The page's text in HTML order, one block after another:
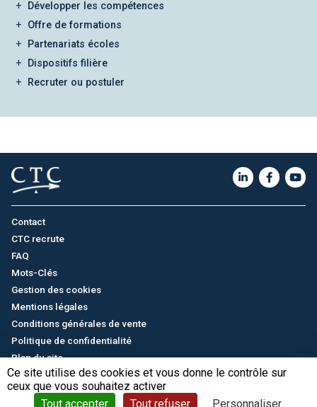
Ce site utilise des cookies et vous donne le contrôle sur
ceux que vous souhaitez activer
Tout accepter
Tout refuser Personnaliser
Développer les compétences
Offre de formations
Partenariats écoles
Dispositifs filière
Recruter ou postuler
Contact
CTC recrute
FAQ
Mots-Clés
Gestion des cookies
Mentions légales
Conditions générales de vente
Politique de confidentialité
Plan du site
© CTC - 2026
English/中文